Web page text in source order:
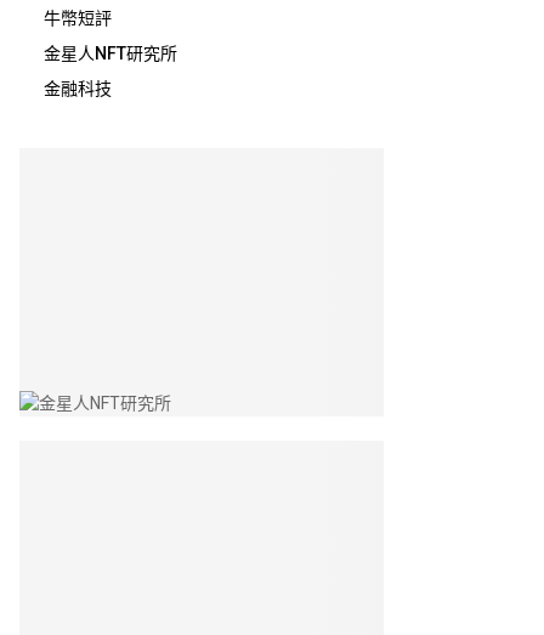
牛幣短評
金星人NFT研究所
金融科技